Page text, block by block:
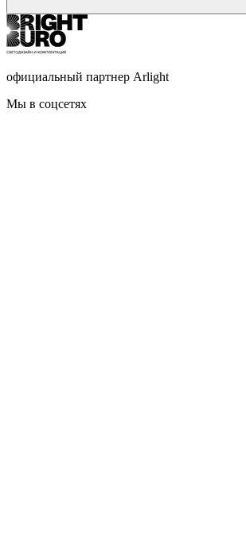
официальный партнер Arlight
Мы в соцсетях